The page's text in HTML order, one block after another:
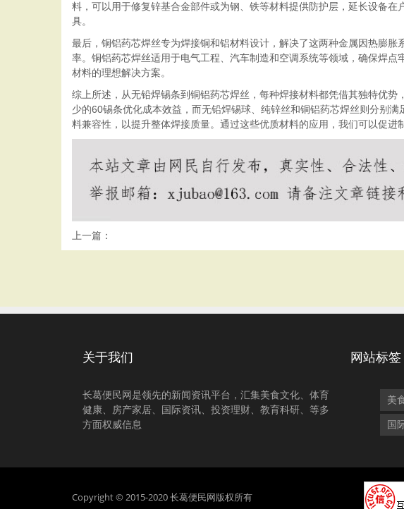
料，可以用于修复锌基合金部件或为钢、铁等材料提供防护层，延长设备
具。
最后，铜铝药芯焊丝专为焊接铜和铝材料设计，解决了这两种金属因热膨
率。铜铝药芯焊丝适用于电气工程、汽车制造和空调系统等领域，确保焊
材料的理想解决方案。
综上所述，从无铅焊锡条到铜铝药芯焊丝，每种焊接材料都凭借其独特优
少的60锡条优化成本效益，而无铅焊锡球、纯锌丝和铜铝药芯焊丝则分别
料兼容性，以提升整体焊接质量。通过这些优质材料的应用，我们可以促进
上一篇：
关于我们
长葛便民网是领先的新闻资讯平台，汇集美食文化、体育
健康、房产家居、国际资讯、投资理财、教育科研、等多
方面权威信息
网站标签
美
国
Copyright © 2015-2020 长葛便民网版权所有